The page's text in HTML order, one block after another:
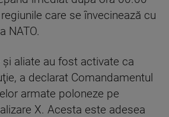
care se învecinează cu
NATO.
aliate au fost activate ca
a declarat Comandamentul
armate poloneze pe
X. Acesta este adesea